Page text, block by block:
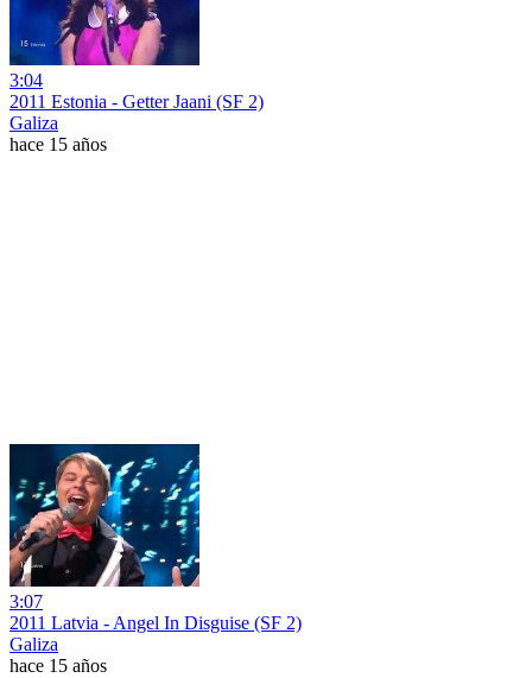
3:04
2011 Estonia - Getter Jaani (SF 2)
Galiza
hace 15 años
3:07
2011 Latvia - Angel In Disguise (SF 2)
Galiza
hace 15 años